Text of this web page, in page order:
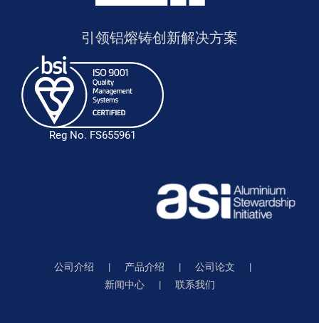
引领铝熔铸创新解决方案
Reg No. FS655961
公司介绍 产品介绍
公司论文
新闻中心
联系我们